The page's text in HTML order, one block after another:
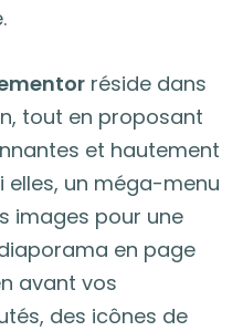
réside dans
tout en proposant
et hautement
elles, un méga-menu
images pour une
en page
avant vos
des icônes de